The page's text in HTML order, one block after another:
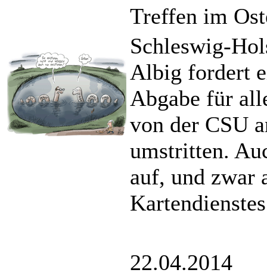
Treffen im
Schleswig-
Albig fordert
Abgabe für
von der CSU
umstritten.
auf, und zwar
22.04.2014